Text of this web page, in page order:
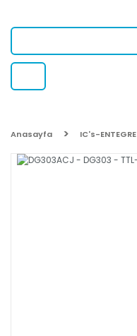
Anasayfa IC's-ENTEGRE